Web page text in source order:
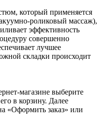
который применяется
роликовый массаж),
эффективность
совершенно
лучшее
складки происходит
магазине выберите
в корзину. Далее
«Оформить заказ» или